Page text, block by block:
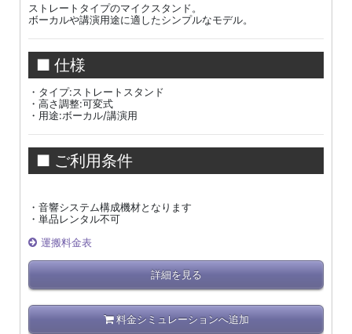
ストレートタイプのマイクスタンド。
ボーカルや講演用途に適したシンプルなモデル。
■ 仕様
・タイプ:ストレートスタンド
・高さ調整:可変式
・用途:ボーカル/講演用
■ ご利用条件
・音響システム構成機材となります
・単品レンタル不可
運搬料金表
詳細を見る
料金シミュレーションへ追加